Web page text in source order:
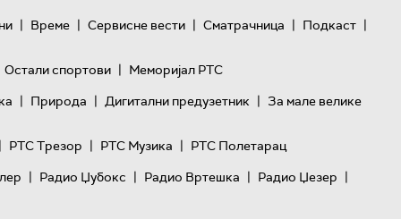
| Време | Сервисне вести | Сматрачница | Подкаст |
Остали спортови | Меморијал РТС
| Природа | Дигитални предузетник | За мале велике
| РТС Трезор | РТС Музика | РТС Полетарац
| Радио Џубокс | Радио Вртешка | Радио Џезер |